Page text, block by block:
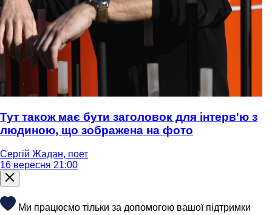
Тут також має бути заголовок для інтерв'ю з
людиною, що зображена на фото
Сергій Жадан, поет
16 вересня 21:00
Ми працюємо тільки за допомогою вашої підтримки